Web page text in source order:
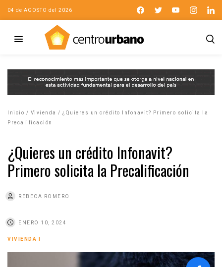
04 de AGOSTO del 2026
Inicio / Vivienda / ¿Quieres un crédito Infonavit? Primero solicita la
Precalificación
¿Quieres un crédito Infonavit?
Primero solicita la Precalificación
REBECA ROMERO
ENERO 10, 2024
VIVIENDA